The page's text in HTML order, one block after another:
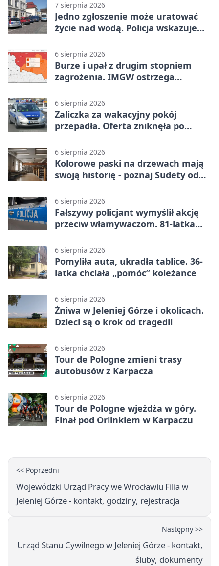
7 sierpnia 2026
Jedno zgłoszenie może uratować
życie nad wodą. Policja wskazuje
6 sierpnia 2026
Burze i upał z drugim stopniem
zagrożenia. IMGW ostrzega
6 sierpnia 2026
Zaliczka za wakacyjny pokój
przepadła. Oferta zniknęła po
6 sierpnia 2026
Kolorowe paski na drzewach mają
swoją historię - poznaj Sudety od
6 sierpnia 2026
Fałszywy policjant wymyślił akcję
przeciw włamywaczom. 81-latka
6 sierpnia 2026
Pomyliła auta, ukradła tablice. 36-
latka chciała „pomóc” koleżance
6 sierpnia 2026
Żniwa w Jeleniej Górze i okolicach.
Dzieci są o krok od tragedii
6 sierpnia 2026
Tour de Pologne zmieni trasy
autobusów z Karpacza
6 sierpnia 2026
Tour de Pologne wjeżdża w góry.
Finał pod Orlinkiem w Karpaczu
<< Poprzedni
Wojewódzki Urząd Pracy we Wrocławiu Filia w
Jeleniej Górze - kontakt, godziny, rejestracja
Następny >>
Urząd Stanu Cywilnego w Jeleniej Górze - kontakt,
śluby, dokumenty